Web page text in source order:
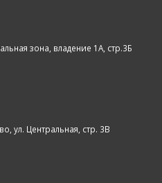
зона, владение 1А, стр.3Б
ул. Центральная, стр. 3В